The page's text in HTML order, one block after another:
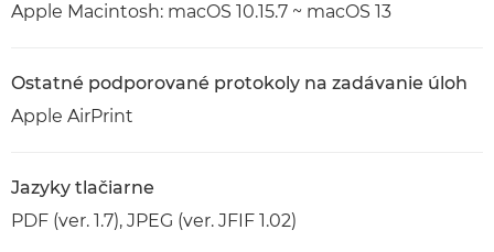
Apple Macintosh: macOS 10.15.7 ~ macOS 13
Ostatné podporované protokoly na zadávanie úloh
Apple AirPrint
Jazyky tlačiarne
PDF (ver. 1.7), JPEG (ver. JFIF 1.02)